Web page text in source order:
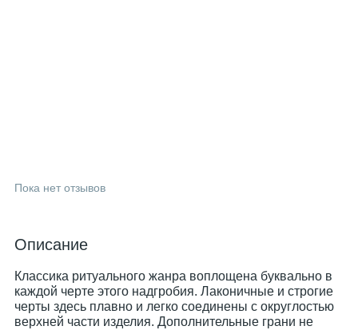
Пока нет отзывов
Описание
Классика ритуального жанра воплощена буквально в
каждой черте этого надгробия. Лаконичные и строгие
черты здесь плавно и легко соединены с округлостью
верхней части изделия. Дополнительные грани не